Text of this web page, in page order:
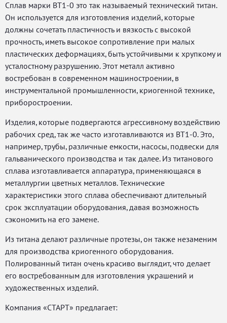
Сплав марки ВТ1-0 это так называемый технический титан.
Он используется для изготовления изделий, которые
должны сочетать пластичность и вязкость с высокой
прочность, иметь высокое сопротивление при малых
пластических деформациях, быть устойчивыми к хрупкому и
усталостному разрушению. Этот металл активно
востребован в современном машиностроении, в
инструментальной промышленности, криогенной технике,
приборостроении.
Изделия, которые подвергаются агрессивному воздействию
рабочих сред, так же часто изготавливаются из ВТ1-0. Это,
например, трубы, различные емкости, насосы, подвески для
гальванического производства и так далее. Из титанового
сплава изготавливается аппаратура, применяющаяся в
металлургии цветных металлов. Технические
характеристики этого сплава обеспечивают длительный
срок эксплуатации оборудования, давая возможность
сэкономить на его замене.
Из титана делают различные протезы, он также незаменим
для производства криогенного оборудования.
Полированный титан очень красиво выглядит, что делает
его востребованным для изготовления украшений и
художественных изделий.
Компания «СТАРТ» предлагает: